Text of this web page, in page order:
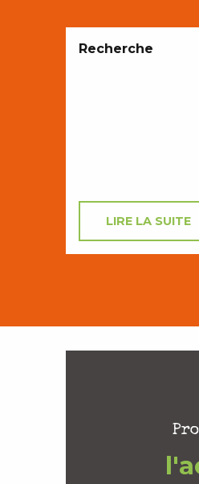
Recherche
LIRE LA SUITE